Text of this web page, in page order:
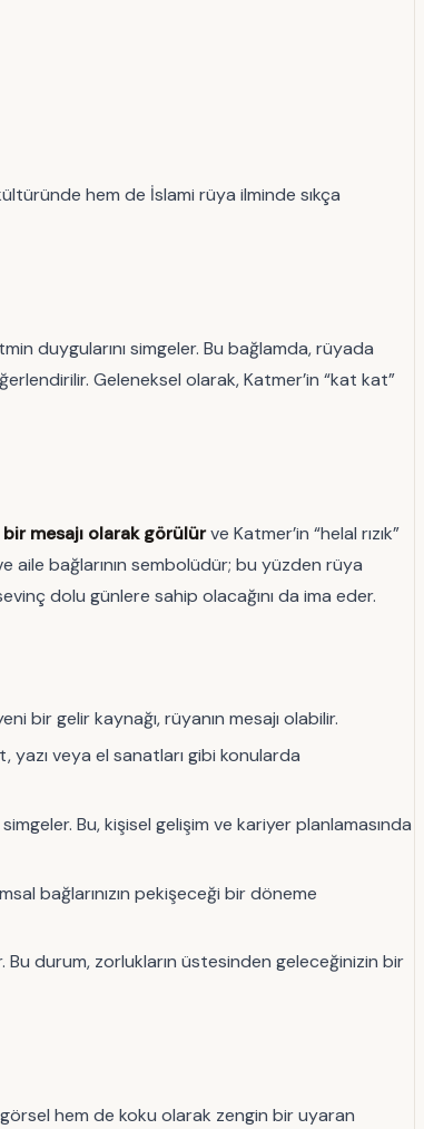
hem de İslami rüya ilminde sıkça
duygularını simgeler. Bu bağlamda, rüyada
Geleneksel olarak, Katmer’in “kat kat”
bir mesajı olarak görülürve Katmer’in “helal rızık”
aile bağlarının sembolüdür; bu yüzden rüya
dolu günlere sahip olacağını da ima eder.
bir gelir kaynağı, rüyanın mesajı olabilir.
yazı veya el sanatları gibi konularda
Bu, kişisel gelişim ve kariyer planlamasında
bağlarınızın pekişeceği bir döneme
Bu durum, zorlukların üstesinden geleceğinizin bir
görsel hem de koku olarak zengin bir uyaran